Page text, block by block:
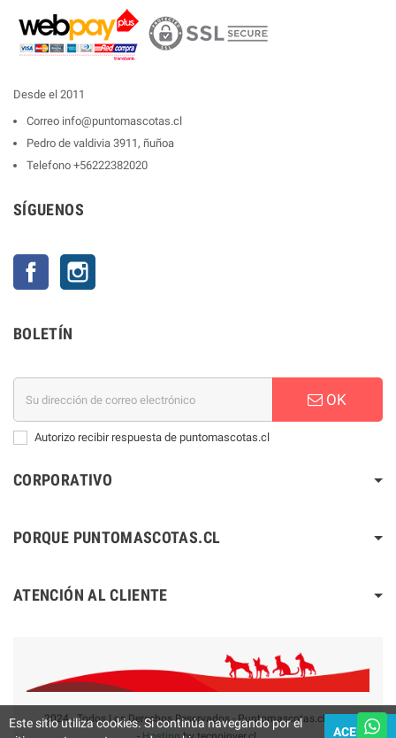
Desde el 2011
Correo info@puntomascotas.cl
Pedro de valdivia 3911, ñuñoa
Telefono +56222382020
SÍGUENOS
Facebook
BOLETÍN
OK
Autorizo recibir respuesta de puntomascotas.cl
CORPORATIVO
PORQUE PUNTOMASCOTAS.CL
ATENCIÓN AL CLIENTE
2024 - Todos Los Derechos Reservados - Puntomascotas.cl V2.0
Este sitio utiliza cookies. Si continúa navegando por el
ACEPTAR